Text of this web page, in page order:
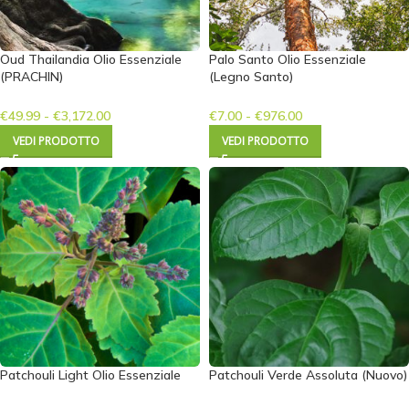
Oud Thailandia Olio Essenziale
(PRACHIN)
€49.99 - €3,172.00
VEDI PRODOTTO
Palo Santo Olio Essenziale
(Legno Santo)
€7.00 - €976.00
VEDI PRODOTTO
Patchouli Light Olio Essenziale Patchouli Verde Assoluta (Nuovo)